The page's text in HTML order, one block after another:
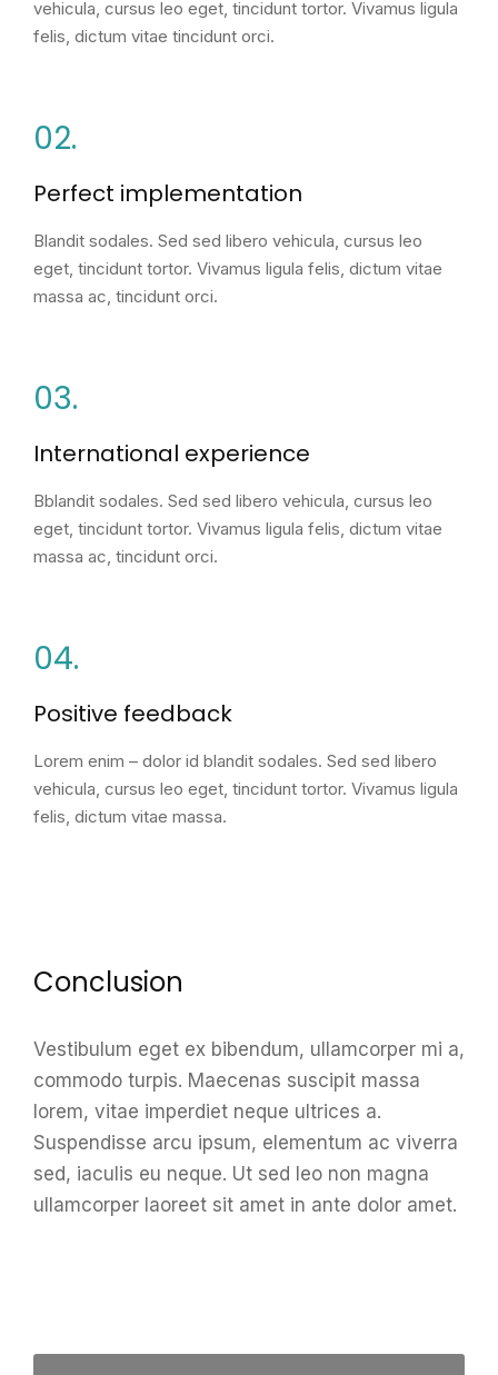
vehicula, cursus leo eget, tincidunt tortor. Vivamus ligula
felis, dictum vitae tincidunt orci.
02.
Perfect implementation
Blandit sodales. Sed sed libero vehicula, cursus leo
eget, tincidunt tortor. Vivamus ligula felis, dictum vitae
massa ac, tincidunt orci.
03.
International experience
Bblandit sodales. Sed sed libero vehicula, cursus leo
eget, tincidunt tortor. Vivamus ligula felis, dictum vitae
massa ac, tincidunt orci.
04.
Positive feedback
Lorem enim – dolor id blandit sodales. Sed sed libero
vehicula, cursus leo eget, tincidunt tortor. Vivamus ligula
felis, dictum vitae massa.
Conclusion
Vestibulum eget ex bibendum, ullamcorper mi a,
commodo turpis. Maecenas suscipit massa
lorem, vitae imperdiet neque ultrices a.
Suspendisse arcu ipsum, elementum ac viverra
sed, iaculis eu neque. Ut sed leo non magna
ullamcorper laoreet sit amet in ante dolor amet.